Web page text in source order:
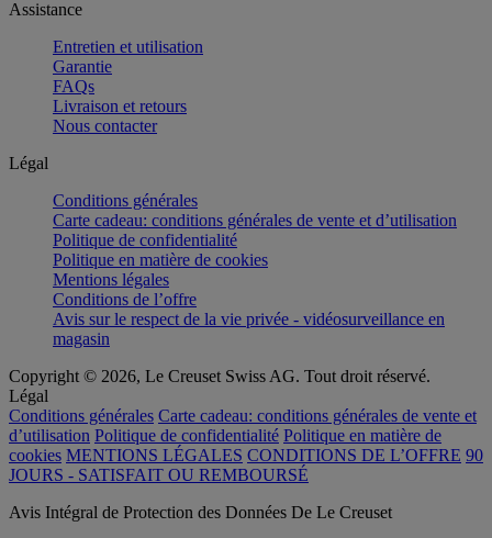
Assistance
Entretien et utilisation
Garantie
FAQs
Livraison et retours
Nous contacter
Légal
Conditions générales
Carte cadeau: conditions générales de vente et d’utilisation
Politique de confidentialité
Politique en matière de cookies
Mentions légales
Conditions de l’offre
Avis sur le respect de la vie privée - vidéosurveillance en
magasin
Copyright © 2026, Le Creuset Swiss AG. Tout droit réservé.
Légal
Conditions générales Carte cadeau: conditions générales de vente et
d’utilisation Politique de confidentialité Politique en matière de
cookies MENTIONS LÉGALES CONDITIONS DE L’OFFRE 90
JOURS - SATISFAIT OU REMBOURSÉ
Avis Intégral de Protection des Données De Le Creuset